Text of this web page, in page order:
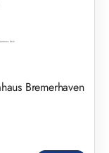
Bremerhaven